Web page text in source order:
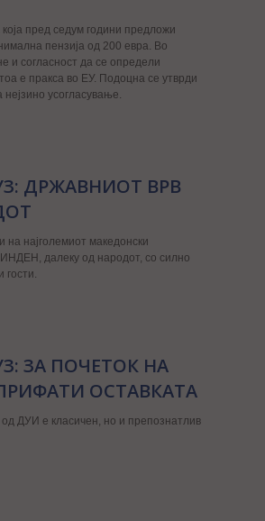
пред седум години предложи
пензија од 200 евра. Во
и согласност да се определи
е пракса во ЕУ. Подоцна се утврди
усогласување.
ДРЖАВНИОТ ВРВ
најголемиот македонски
далеку од народот, со силно
гости.
ЗА ПОЧЕТОК НА
ОСТАВКАТА
од ДУИ е класичен, но и препознатлив